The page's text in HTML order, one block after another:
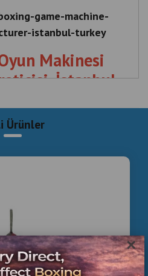
×
game-machine-
istanbul-turkey
Makinesi
İstanbul,
, Game , Machine , Supplier ,
, Üreticisi, İstanbul, Türkiye
Ürünler